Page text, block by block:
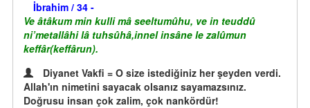
İbrahim / 34 -
Ve âtâkum min kulli mâ seeltumûhu, ve in teuddû
ni’metallâhi lâ tuhsûhâ,innel insâne le zalûmun
keffâr(keffârun).
Diyanet Vakfi = O size istediğiniz her şeyden verdi.
Allah'ın nimetini sayacak olsanız sayamazsınız.
Doğrusu insan çok zalim, çok nankördür!